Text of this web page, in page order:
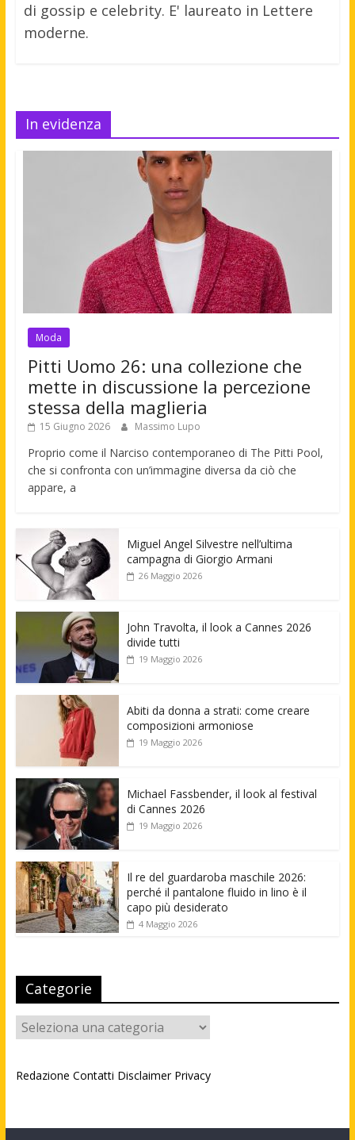
di gossip e celebrity. E' laureato in Lettere
moderne.
In evidenza
Moda
Pitti Uomo 26: una collezione che
mette in discussione la percezione
stessa della maglieria
15 Giugno 2026 Massimo Lupo
Proprio come il Narciso contemporaneo di The Pitti Pool,
che si confronta con un’immagine diversa da ciò che
appare, a
Miguel Angel Silvestre nell’ultima
campagna di Giorgio Armani
26 Maggio 2026
John Travolta, il look a Cannes 2026
divide tutti
19 Maggio 2026
Abiti da donna a strati: come creare
composizioni armoniose
19 Maggio 2026
Michael Fassbender, il look al festival
di Cannes 2026
19 Maggio 2026
Il re del guardaroba maschile 2026:
perché il pantalone fluido in lino è il
capo più desiderato
4 Maggio 2026
Categorie
Categorie
Redazione Contatti Disclaimer Privacy